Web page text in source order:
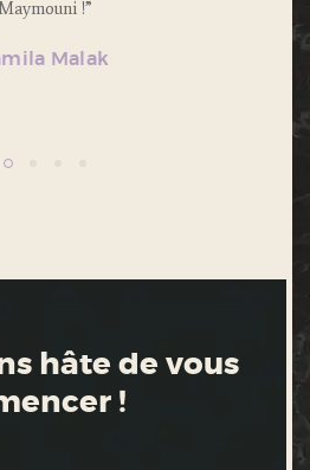
!”
Malak
hâte de vous
!